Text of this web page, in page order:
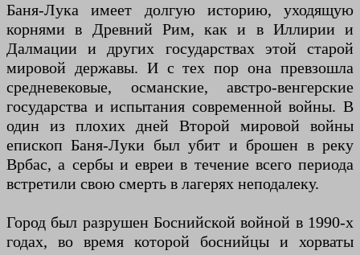
Баня-Лука имеет долгую историю, уходящую
корнями в Древний Рим, как и в Иллирии и
Далмации и других государствах этой старой
мировой державы. И с тех пор она превзошла
средневековые, османские, австро-венгерские
государства и испытания современной войны. В
один из плохих дней Второй мировой войны
епископ Баня-Луки был убит и брошен в реку
Врбас, а сербы и евреи в течение всего периода
встретили свою смерть в лагерях неподалеку.
Город был разрушен Боснийской войной в 1990-х
годах, во время которой боснийцы и хорваты